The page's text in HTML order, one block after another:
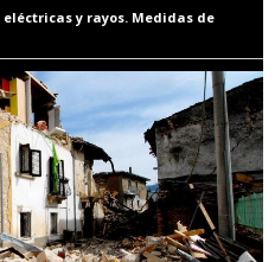
y rayos. Medidas de